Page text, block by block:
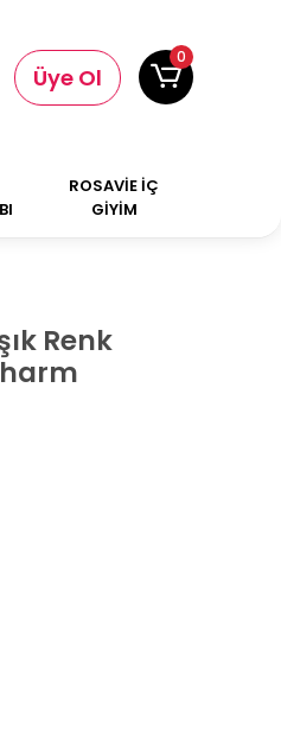
Üye Ol
0
ROSAVİE İÇ
GİYİM
Renk